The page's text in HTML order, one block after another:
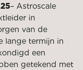
– Astroscale
in
van de
lange termijn in
een
getekend met